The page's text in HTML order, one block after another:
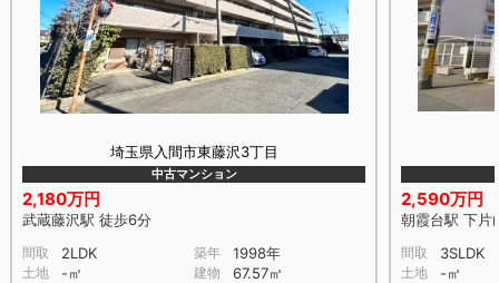
埼玉県入間市東藤沢3丁目
中古マンション
2,180万円
武蔵藤沢駅 徒歩6分
間取 2LDK 築年 1998年
土地 -㎡ 建物 67.57㎡
2,590万円
朝霞台駅 下片
間取 3SLDK
土地 -㎡